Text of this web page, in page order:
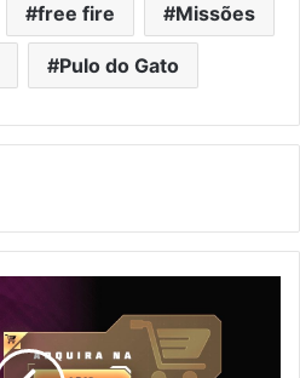
free fire Missões
Pulo do Gato